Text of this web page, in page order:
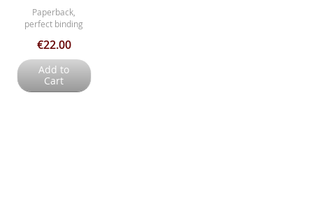
Paperback,
perfect binding
€22.00
Add to
Cart